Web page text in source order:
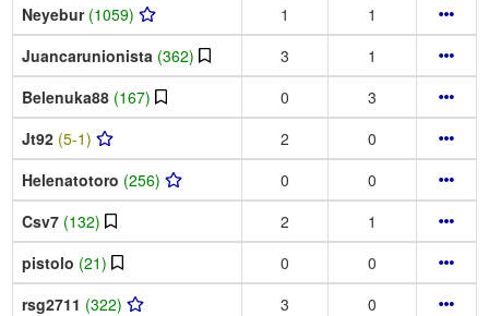
Neyebur (1059) 1
1
Juancarunionista (362) 3
1
Belenuka88 (167) 0
3
Jt92 (5-1) 2
0
Helenatotoro (256) 0
0
Csv7 (132) 2
1
pistolo (21) 0
0
rsg2711 (322) 3
0